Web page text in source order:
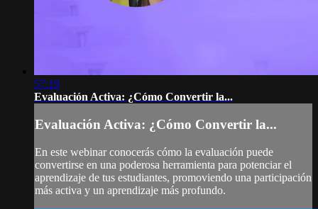
57:19
Evaluación Activa: ¿Cómo Convertir la...
Evaluación Activa: ¿Cómo Convertir la...
En este webinar conocerás cómo la evaluación puede
convertirse en una poderosa herramienta para potenciar el
aprendizaje de tus estudiantes, promoviendo una participación
más activa y un aprendizaje más profundo.